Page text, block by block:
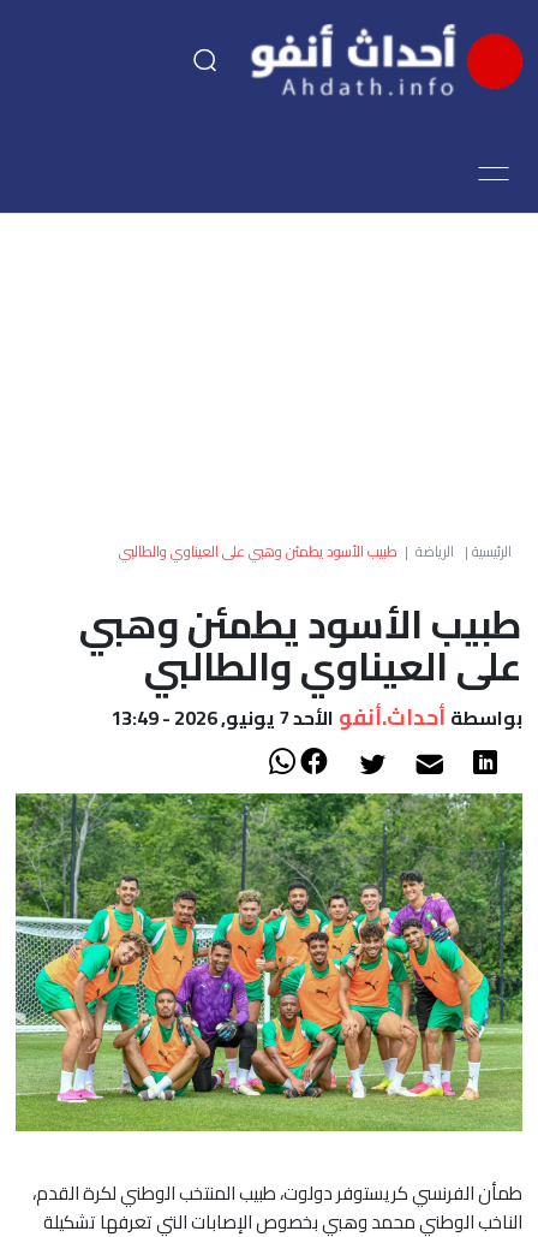
اقتصاد
العالم
أعمدة
الصحراء
الرئيسية| الرياضة | طبيب الأسود يطمئن وهبي على العيناوي والطالبي
طبيب الأسود يطمئن وهبي
على العيناوي والطالبي
بواسطة أحداث.أنفو الأحد 7 يونيو, 2026 - 13:49
طمأن الفرنسي كريستوفر دولوت، طبيب المنتخب الوطني لكرة القدم،
الناخب الوطني محمد وهبي بخصوص الإصابات التي تعرفها تشكيلة